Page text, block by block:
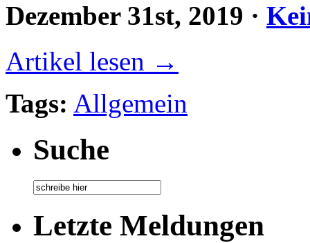
Dezember 31st, 2019 ·
Artikel lesen →
Tags: Allgemein
Suche
Letzte Meldungen